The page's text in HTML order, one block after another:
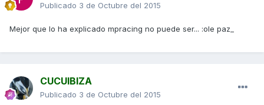
Publicado 3 de Octubre del 2015
Mejor que lo ha explicado mpracing no puede ser... :ole paz_
CUCUIBIZA
Publicado 3 de Octubre del 2015